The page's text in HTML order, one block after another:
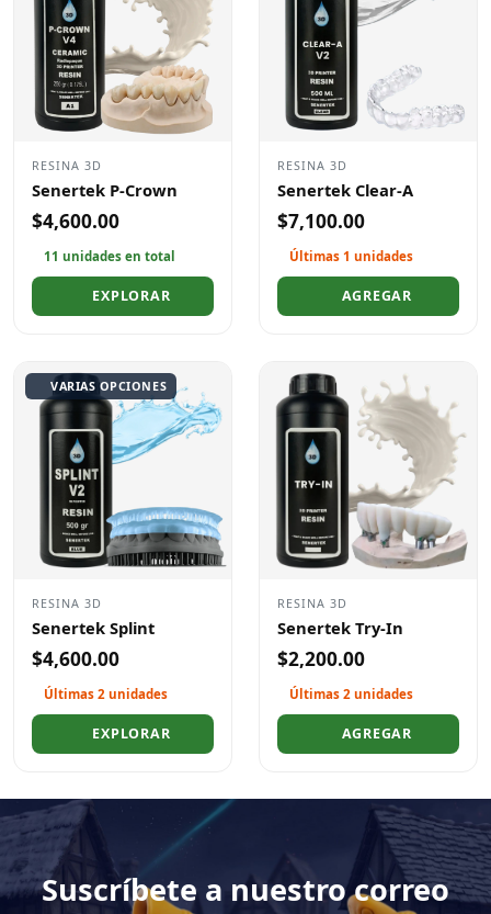
RESINA 3D
Senertek P-Crown
$4,600.00
11 unidades en total
EXPLORAR
RESINA 3D
Senertek Clear-A
$7,100.00
Últimas 1 unidades
AGREGAR
VARIAS OPCIONES
RESINA 3D
Senertek Splint
$4,600.00
Últimas 2 unidades
EXPLORAR
RESINA 3D
Senertek Try-In
$2,200.00
Últimas 2 unidades
AGREGAR
Suscríbete a nuestro correo